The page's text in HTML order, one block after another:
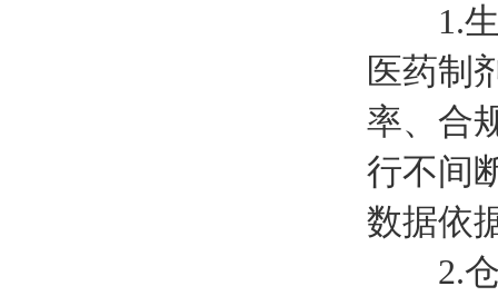
1.生
医药制
率、合
行不间
数据依
2.仓